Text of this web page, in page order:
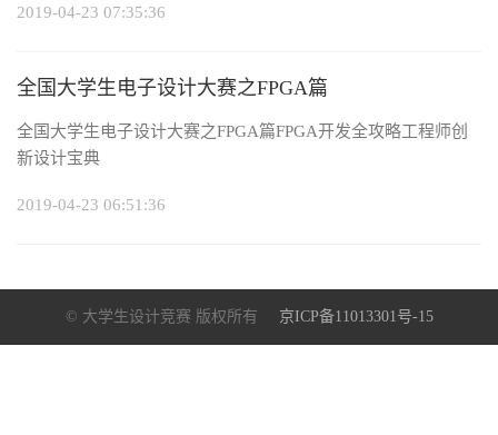
2019-04-23 07:35:36
全国大学生电子设计大赛之FPGA篇
全国大学生电子设计大赛之FPGA篇FPGA开发全攻略工程师创
新设计宝典
2019-04-23 06:51:36
© 大学生设计竞赛 版权所有 京ICP备11013301号-15